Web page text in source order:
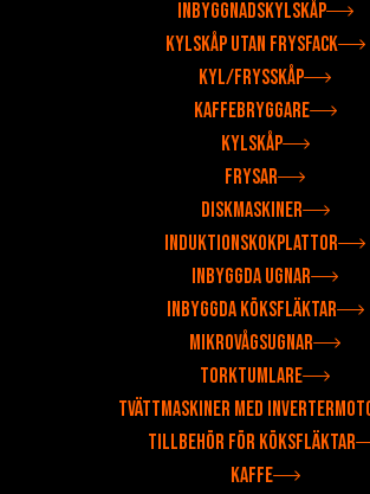
Inbyggnadskylskåp
Kylskåp utan frysfack
Kyl/frysskåp
Kaffebryggare
Kylskåp
Frysar
Diskmaskiner
Induktionskokplattor
Inbyggda ugnar
Inbyggda köksfläktar
Mikrovågsugnar
Torktumlare
Tvättmaskiner med
Tillbehör för köksfläktar
Kaffe